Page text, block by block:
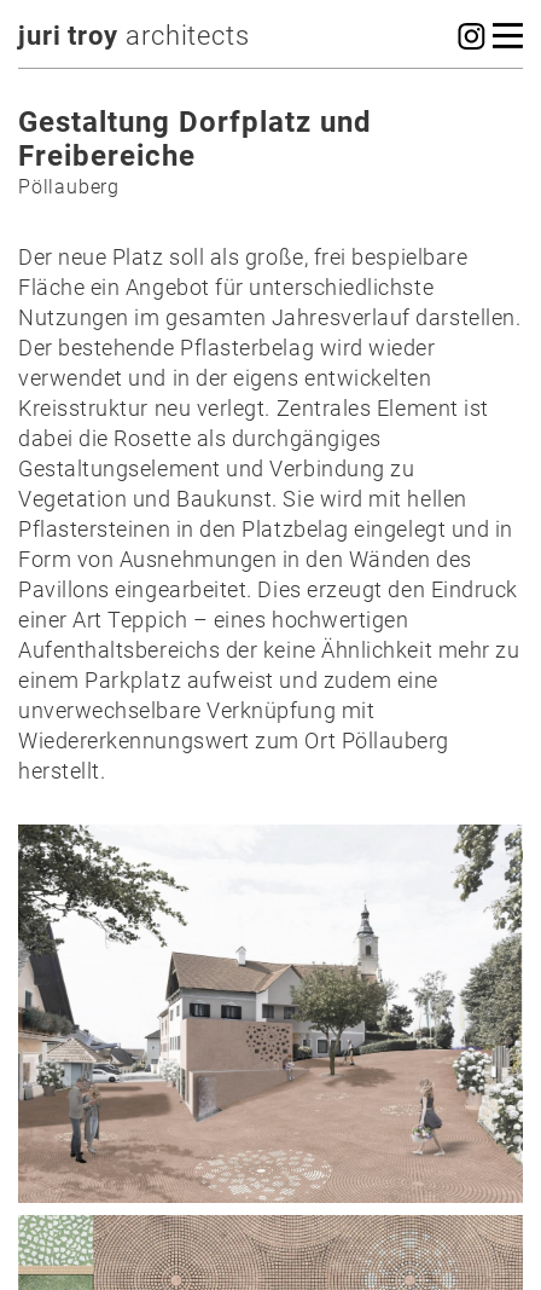
juri troy architects
Gestaltung Dorfplatz und
Freibereiche
Pöllauberg
Der neue Platz soll als große, frei bespielbare
Fläche ein Angebot für unterschiedlichste
Nutzungen im gesamten Jahresverlauf darstellen.
Der bestehende Pflasterbelag wird wieder
verwendet und in der eigens entwickelten
Kreisstruktur neu verlegt. Zentrales Element ist
dabei die Rosette als durchgängiges
Gestaltungselement und Verbindung zu
Vegetation und Baukunst. Sie wird mit hellen
Pflastersteinen in den Platzbelag eingelegt und in
Form von Ausnehmungen in den Wänden des
Pavillons eingearbeitet. Dies erzeugt den Eindruck
einer Art Teppich – eines hochwertigen
Aufenthaltsbereichs der keine Ähnlichkeit mehr zu
einem Parkplatz aufweist und zudem eine
unverwechselbare Verknüpfung mit
Wiedererkennungswert zum Ort Pöllauberg
herstellt.